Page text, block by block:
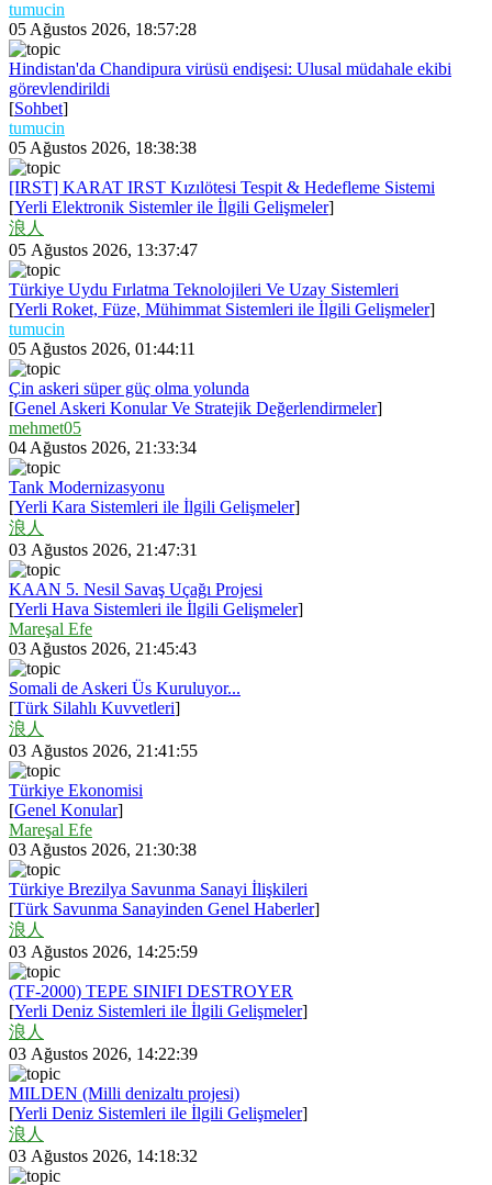
tumucin
05 Ağustos 2026, 18:57:28
Hindistan'da Chandipura virüsü endişesi: Ulusal müdahale ekibi
görevlendirildi
[Sohbet]
tumucin
05 Ağustos 2026, 18:38:38
[IRST] KARAT IRST Kızılötesi Tespit & Hedefleme Sistemi
[Yerli Elektronik Sistemler ile İlgili Gelişmeler]
浪人
05 Ağustos 2026, 13:37:47
Türkiye Uydu Fırlatma Teknolojileri Ve Uzay Sistemleri
[Yerli Roket, Füze, Mühimmat Sistemleri ile İlgili Gelişmeler]
tumucin
05 Ağustos 2026, 01:44:11
Çin askeri süper güç olma yolunda
[Genel Askeri Konular Ve Stratejik Değerlendirmeler]
mehmet05
04 Ağustos 2026, 21:33:34
Tank Modernizasyonu
[Yerli Kara Sistemleri ile İlgili Gelişmeler]
浪人
03 Ağustos 2026, 21:47:31
KAAN 5. Nesil Savaş Uçağı Projesi
[Yerli Hava Sistemleri ile İlgili Gelişmeler]
Mareşal Efe
03 Ağustos 2026, 21:45:43
Somali de Askeri Üs Kuruluyor...
[Türk Silahlı Kuvvetleri]
浪人
03 Ağustos 2026, 21:41:55
Türkiye Ekonomisi
[Genel Konular]
Mareşal Efe
03 Ağustos 2026, 21:30:38
Türkiye Brezilya Savunma Sanayi İlişkileri
[Türk Savunma Sanayinden Genel Haberler]
浪人
03 Ağustos 2026, 14:25:59
(TF-2000) TEPE SINIFI DESTROYER
[Yerli Deniz Sistemleri ile İlgili Gelişmeler]
浪人
03 Ağustos 2026, 14:22:39
MILDEN (Milli denizaltı projesi)
[Yerli Deniz Sistemleri ile İlgili Gelişmeler]
浪人
03 Ağustos 2026, 14:18:32